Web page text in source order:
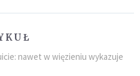
nawet w więzieniu wykazuje